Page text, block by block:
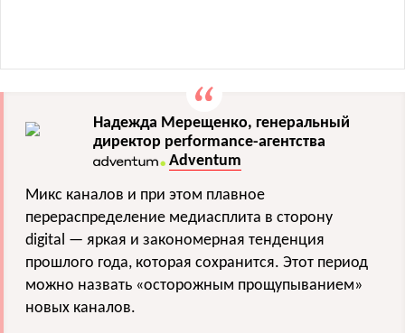
Надежда Мерещенко, генеральный
директор performance-агентства
Adventum
Микс каналов и при этом плавное
перераспределение медиасплита в сторону
digital — яркая и закономерная тенденция
прошлого года, которая сохранится. Этот период
можно назвать «осторожным прощупыванием»
новых каналов.